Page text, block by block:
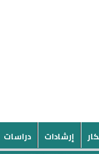
إرشادات دراسات